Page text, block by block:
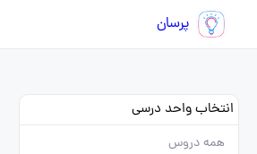
پرسان
انتخاب واحد درسی
همه دروس